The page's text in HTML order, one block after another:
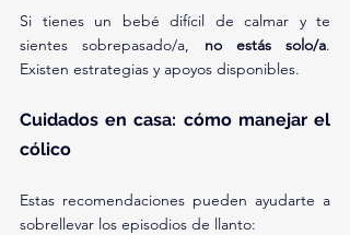
Si tienes un bebé difícil de calmar y te
sientes sobrepasado/a, no estás solo/a.
Existen estrategias y apoyos disponibles.
Cuidados en casa: cómo manejar el
cólico
Estas recomendaciones pueden ayudarte a
sobrellevar los episodios de llanto: